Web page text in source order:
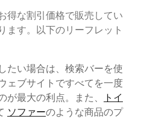
得な割引価格で販売してい
ます。以下のリーフレット
たい場合は、検索バーを使
ェブサイトですべてを一度
最大の利点。また、
トイ
ソファーのような商品のプ